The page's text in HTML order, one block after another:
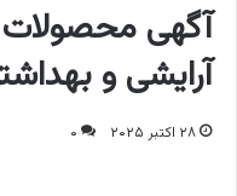
آگهی محصولات
آرایشی و
۲۸ اکتبر ۲۰۲۵ ۰